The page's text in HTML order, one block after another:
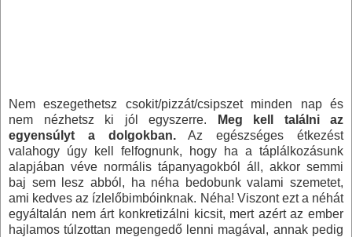
Nem eszegethetsz csokit/pizzát/csipszet minden nap és
nem nézhetsz ki jól egyszerre.
Meg kell találni az
egyensúlyt a dolgokban.Az egészséges étkezést
valahogy úgy kell felfognunk, hogy ha a táplálkozásunk
alapjában véve normális tápanyagokból áll, akkor semmi
baj sem lesz abból, ha néha bedobunk valami szemetet,
ami kedves az ízlelőbimbóinknak. Néha! Viszont ezt a néhát
egyáltalán nem árt konkretizálni kicsit, mert azért az ember
hajlamos túlzottan megengedő lenni magával, annak pedig